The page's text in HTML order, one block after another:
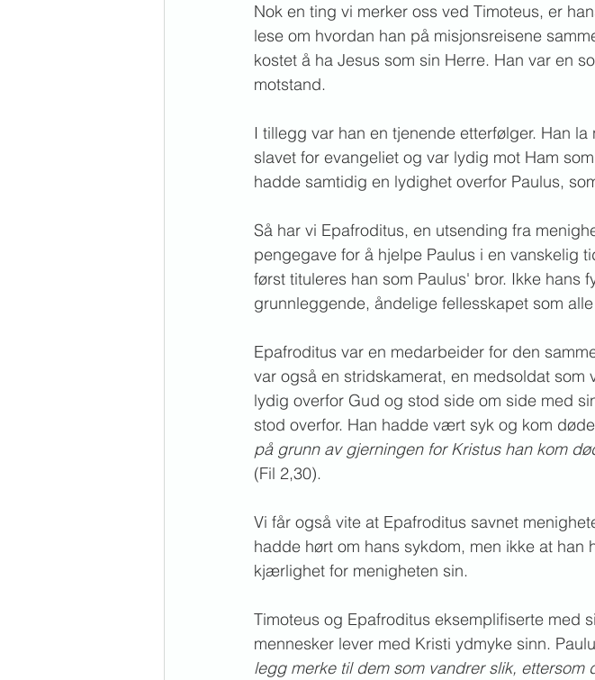
Nok en ting vi merker oss ved Timoteus, er
lese om hvordan han på misjonsreisene
kostet å ha Jesus som sin Herre. Han var en
motstand.
I tillegg var han en tjenende etterfølger. Han
slavet for evangeliet og var lydig mot Ham
hadde samtidig en lydighet overfor Paulus,
Så har vi Epafroditus, en utsending fra
pengegave for å hjelpe Paulus i en vanskelig
først tituleres han som Paulus' bror. Ikke hans
grunnleggende, åndelige fellesskapet som
Epafroditus var en medarbeider for den
var også en stridskamerat, en medsoldat
lydig overfor Gud og stod side om side med
stod overfor. Han hadde vært syk og kom
på grunn av gjerningen for Kristus han kom
(Fil 2,30).
Vi får også vite at Epafroditus savnet
hadde hørt om hans sykdom, men ikke at
kjærlighet for menigheten sin.
Timoteus og Epafroditus eksemplifiserte med
mennesker lever med Kristi ydmyke sinn.
legg merke til dem som vandrer slik, ettersom